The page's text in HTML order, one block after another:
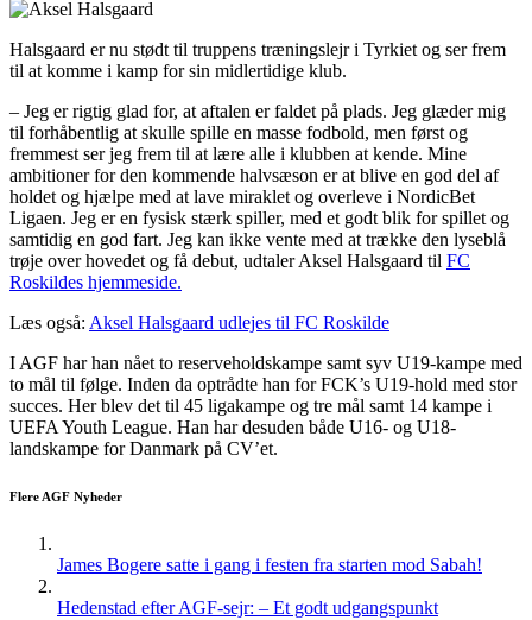
Halsgaard er nu stødt til truppens træningslejr i Tyrkiet og ser frem
til at komme i kamp for sin midlertidige klub.
– Jeg er rigtig glad for, at aftalen er faldet på plads. Jeg glæder mig
til forhåbentlig at skulle spille en masse fodbold, men først og
fremmest ser jeg frem til at lære alle i klubben at kende. Mine
ambitioner for den kommende halvsæson er at blive en god del af
holdet og hjælpe med at lave miraklet og overleve i NordicBet
Ligaen. Jeg er en fysisk stærk spiller, med et godt blik for spillet og
samtidig en god fart. Jeg kan ikke vente med at trække den lyseblå
trøje over hovedet og få debut, udtaler Aksel Halsgaard til FC
Roskildes hjemmeside.
Læs også: Aksel Halsgaard udlejes til FC Roskilde
I AGF har han nået to reserveholdskampe samt syv U19-kampe med
to mål til følge. Inden da optrådte han for FCK’s U19-hold med stor
succes. Her blev det til 45 ligakampe og tre mål samt 14 kampe i
UEFA Youth League. Han har desuden både U16- og U18-
landskampe for Danmark på CV’et.
Flere AGF Nyheder
James Bogere satte i gang i festen fra starten mod Sabah!
Hedenstad efter AGF-sejr: – Et godt udgangspunkt